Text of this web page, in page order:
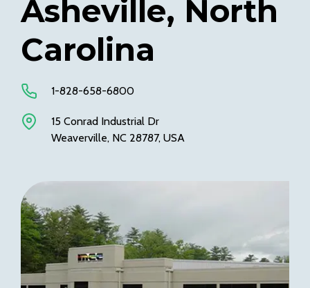
Asheville, North
Carolina
1-828-658-6800
15 Conrad Industrial Dr
Weaverville, NC 28787, USA